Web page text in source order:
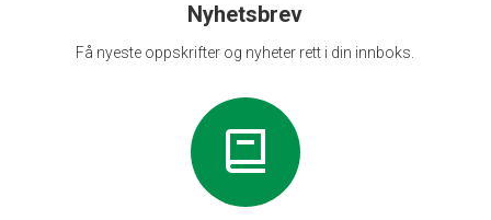
Nyhetsbrev
Få nyeste oppskrifter og nyheter rett i din innboks.